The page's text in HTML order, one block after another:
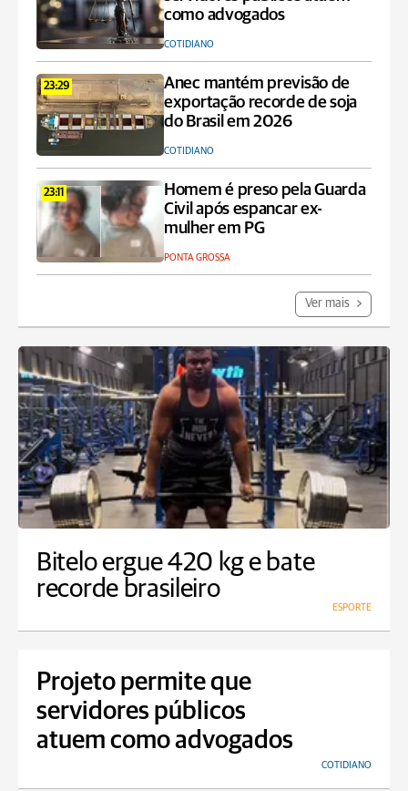
como advogados
COTIDIANO
23:29
Anec mantém previsão de
exportação recorde de soja
do Brasil em 2026
COTIDIANO
23:11
Homem é preso pela Guarda
Civil após espancar ex-
mulher em PG
PONTA GROSSA
Ver mais
Bitelo ergue 420 kg e bate
recorde brasileiro
ESPORTE
Projeto permite que
servidores públicos
atuem como advogados
COTIDIANO